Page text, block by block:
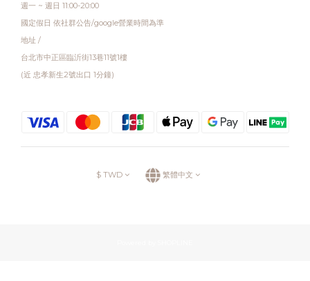
週一 ~ 週日 11:00-20:00
國定假日 依社群公告/google營業時間為準
地址 /
台北市中正區臨沂街13巷11號1樓
(近 忠孝新生2號出口 1分鐘)
$ TWD 繁體中文